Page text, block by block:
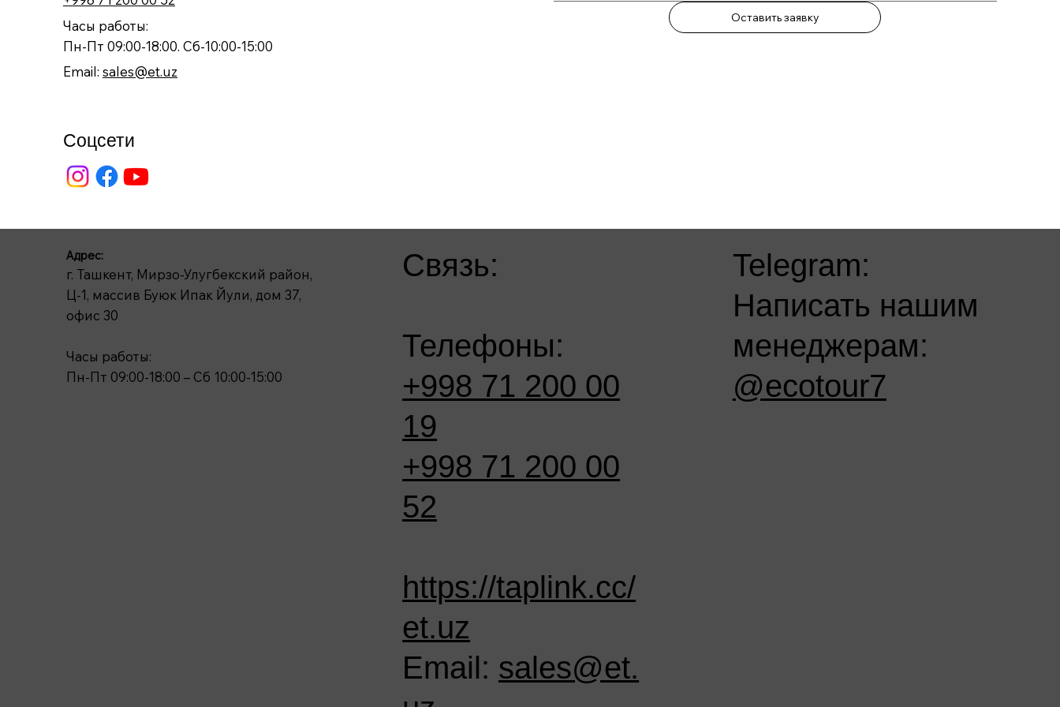
Часы работы:
Пн-Пт 09:00-18:00. Сб-10:00-15:00
Email: sales@et.uz
Оставить заявку
Соцсети
Адрес:
г. Ташкент, Мирзо-Улугбекский район,
Ц-1, массив Буюк Ипак Йули, дом 37,
офис 30
Часы работы:
Пн-Пт 09:00-18:00 – Сб 10:00-15:00
Связь:
Телефоны:
+998 71 200 00
19
+998 71 200 00
52
https://taplink.cc/
et.uz
Email: sales@et.
Telegram:
Написать нашим
менеджерам:
@ecotour7